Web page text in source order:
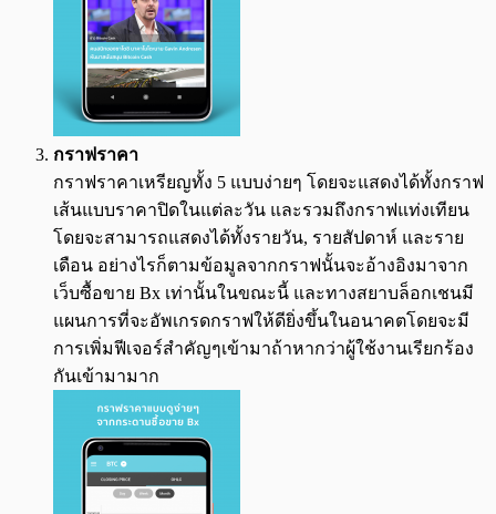
กราฟราคา
กราฟราคาเหรียญทั้ง 5 แบบง่ายๆ โดยจะแสดงได้ทั้งกราฟ
เส้นแบบราคาปิดในแต่ละวัน และรวมถึงกราฟแท่งเทียน
โดยจะสามารถแสดงได้ทั้งรายวัน, รายสัปดาห์ และราย
เดือน อย่างไรก็ตามข้อมูลจากกราฟนั้นจะอ้างอิงมาจาก
เว็บซื้อขาย Bx เท่านั้นในขณะนี้ และทางสยาบล็อกเชนมี
แผนการที่จะอัพเกรดกราฟให้ดียิ่งขึ้นในอนาคตโดยจะมี
การเพิ่มฟีเจอร์สำคัญๆเข้ามาถ้าหากว่าผู้ใช้งานเรียกร้อง
กันเข้ามามาก